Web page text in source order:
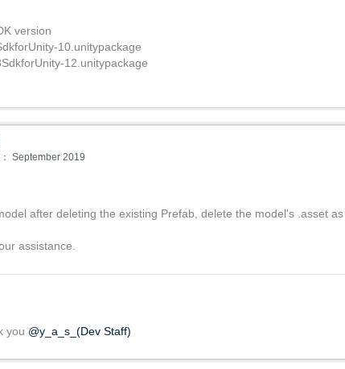
version
10.unitypackage
12.unitypackage
September 2019
after deleting the existing Prefab, delete the model's .asset
assistance.
you @y_a_s_(Dev Staff)